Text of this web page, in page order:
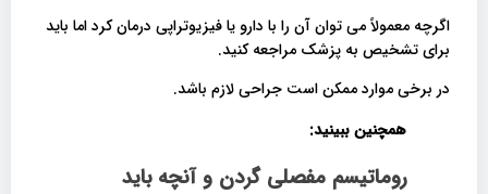
اگرچه معمولاً می توان آن را با دارو یا فیزیوتراپی درمان کرد اما باید
برای تشخیص به پزشک مراجعه کنید.
در برخی موارد ممکن است جراحی لازم باشد.
همچنین ببینید:
روماتیسم مفصلی گردن و آنچه باید